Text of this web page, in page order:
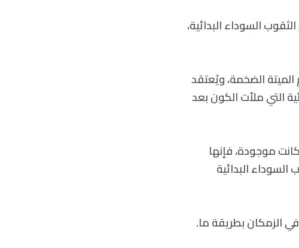
السوداء البدائية،
الضخمة، ويُعتقد
التي ملأت الكون بعد
موجودة، فإنها
البدائية
في الزمكان بطريقة ما.